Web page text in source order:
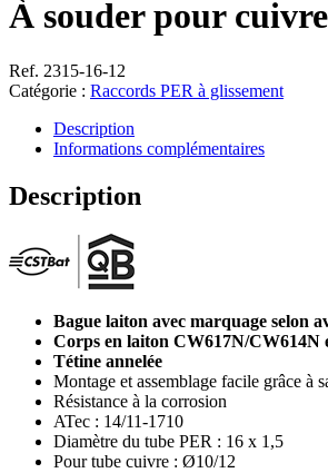
À souder pour
Ref. 2315-16-12
Catégorie : Raccords PER à glissement
Description
Informations complémentaires
Description
Bague laiton avec marquage selon
Corps en laiton CW617N/CW614N
Tétine annelée
Montage et assemblage facile grâce à
Résistance à la corrosion
ATec : 14/11-1710
Diamètre du tube PER : 16 x 1,5
Pour tube cuivre : Ø10/12